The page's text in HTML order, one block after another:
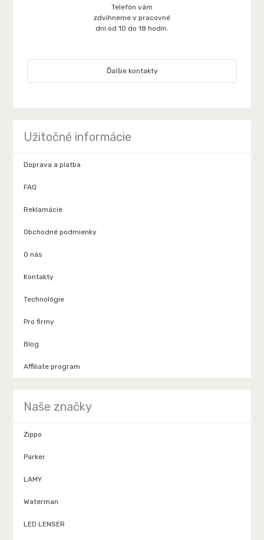
Telefón vám
zdvihneme v pracovné
dni od 10 do 18 hodín.
Ďalšie kontakty
Užitočné informácie
Doprava a platba
FAQ
Reklamácie
Obchodné podmienky
O nás
Kontakty
Technológie
Pro firmy
Blog
Affiliate program
Naše značky
Zippo
Parker
LAMY
Waterman
LED LENSER